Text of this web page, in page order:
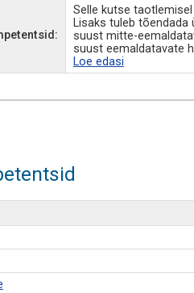
Selle kutse
Lisaks tuleb
suust mitte-
suust eemaldatavate
Loe edasi